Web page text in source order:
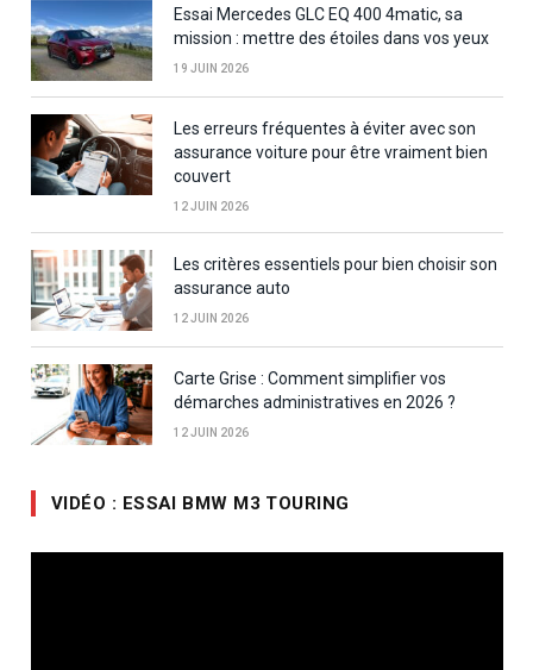
Essai Mercedes GLC EQ 400 4matic, sa
mission : mettre des étoiles dans vos yeux
19 JUIN 2026
Les erreurs fréquentes à éviter avec son
assurance voiture pour être vraiment bien
couvert
12 JUIN 2026
Les critères essentiels pour bien choisir son
assurance auto
12 JUIN 2026
Carte Grise : Comment simplifier vos
démarches administratives en 2026 ?
12 JUIN 2026
VIDÉO : ESSAI BMW M3 TOURING